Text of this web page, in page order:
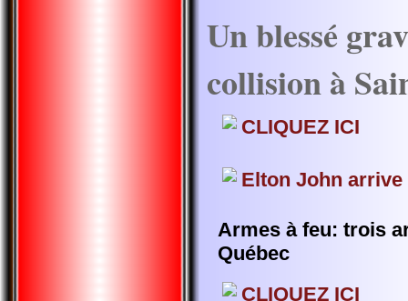
Un blessé
collision à
CLIQUEZ ICI
Elton John arrive
Armes à feu: trois
Québec
CLIQUEZ ICI